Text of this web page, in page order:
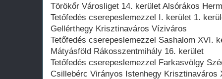
Törökőr Városliget 14. kerület Alsórákos
Tetőfedés cserepeslemezzel I. kerület 1.
Gellérthegy Krisztinaváros Víziváros
Tetőfedés cserepeslemezzel Sashalom XVI.
Mátyásföld Rákosszentmihály 16. kerület
Tetőfedés cserepeslemezzel Farkasvölgy
Csillebérc Virányos Istenhegy Krisztinaváros